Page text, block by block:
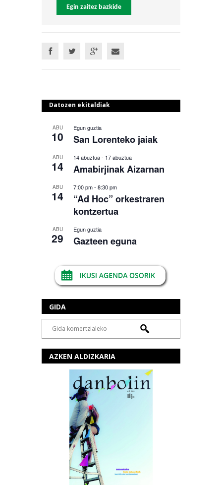
Egin zaitez bazkide
Datozen ekitaldiak
ABU
10
Egun guztia
San Lorenteko jaiak
ABU
14
14 abuztua- 17 abuztua
Amabirjinak Aizarnan
ABU
14
7:00 pm- 8:30 pm
“Ad Hoc” orkestraren
kontzertua
ABU
29
Egun guztia
Gazteen eguna
GIDA
AZKEN ALDIZKARIA